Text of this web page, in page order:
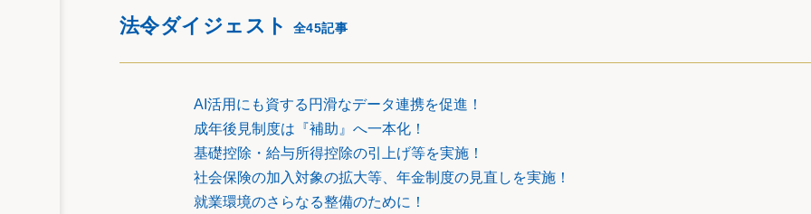
刑事収容施設及び被収容者等の処遇に関する法律の一部改正関係
１）拘禁刑受刑者等に対する矯正処遇に係る規定の整備
刑事施設の長は、受刑者に対し、その改善更生及び円滑な社会復帰を図るため必要と認められる場合に
相当でないと認めるときを除き、作業を行わせることとされました。
２）被害者等の心情等の考慮に係る規定の整備
〈１〉刑事施設の長は、被害者等から、被害に関する心情等を述べたい旨の申出があったときは、相当でな
法令ダイジェスト 全45記事
AI活用にも資する円滑なデータ連携を促進！
成年後見制度は『補助』へ一本化！
基礎控除・給与所得控除の引上げ等を実施！
社会保険の加入対象の拡大等、年金制度の見直しを実施！
就業環境のさらなる整備のために！